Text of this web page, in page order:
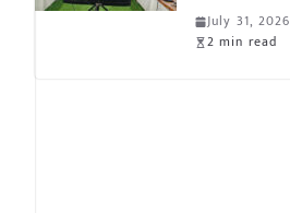
July 31, 2026
2 min read